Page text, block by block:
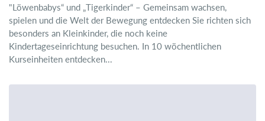
"Löwenbabys“ und „Tigerkinder“ – Gemeinsam wachsen,
spielen und die Welt der Bewegung entdecken Sie richten sich
besonders an Kleinkinder, die noch keine
Kindertageseinrichtung besuchen. In 10 wöchentlichen
Kurseinheiten entdecken...